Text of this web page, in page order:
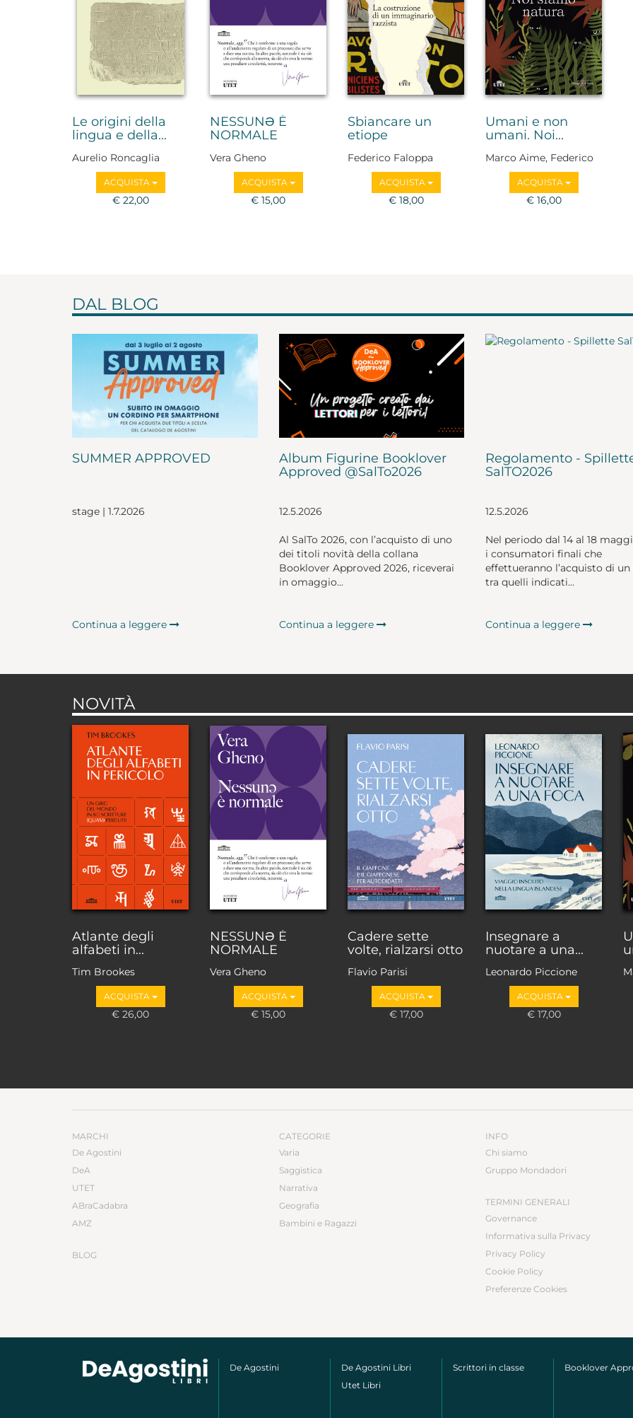
Le origini della
lingua e della...
Aurelio Roncaglia
ACQUISTA
€ 22,00
NESSUNƏ È
NORMALE
Vera Gheno
ACQUISTA
€ 15,00
Sbiancare un
etiope
Federico Faloppa
ACQUISTA
€ 18,00
Umani e non
umani. Noi...
Marco Aime, Federico
Faloppa, Adriano
Favole, Guido
Barbujani, Irene
ACQUISTA
€ 16,00
DAL BLOG
SUMMER APPROVED
stage | 1.7.2026
Continua a leggere
Album Figurine Booklover
Approved @SalTo2026
12.5.2026
Al SalTo 2026, con l’acquisto di uno
dei titoli novità della collana
Booklover Approved 2026, riceverai
in omaggio...
Continua a leggere
Regolamento -
SalTO2026
12.5.2026
Nel periodo dal 14 al 18
i consumatori finali che
effettueranno l’acquisto di
tra quelli indicati...
Continua a leggere
NOVITÀ
Atlante degli
alfabeti in...
Tim Brookes
ACQUISTA
€ 26,00
NESSUNƏ È
NORMALE
Vera Gheno
ACQUISTA
€ 15,00
Cadere sette
volte, rialzarsi otto
Flavio Parisi
ACQUISTA
€ 17,00
Insegnare a
nuotare a una...
Leonardo Piccione
ACQUISTA
€ 17,00
MARCHI
De Agostini
DeA
UTET
ABraCadabra
AMZ
BLOG
CATEGORIE
Varia
Saggistica
Narrativa
Geografia
Bambini e Ragazzi
INFO
Chi siamo
Gruppo Mondadori
TERMINI GENERALI
Governance
Informativa sulla Privacy
Privacy Policy
Cookie Policy
Preferenze Cookies
De Agostini
De Agostini Libri
Utet Libri
Scrittori in classe Booklover